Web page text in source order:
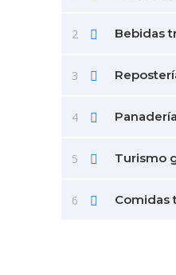
2 Bebidas
3
4
5 Turismo
6 Comidas